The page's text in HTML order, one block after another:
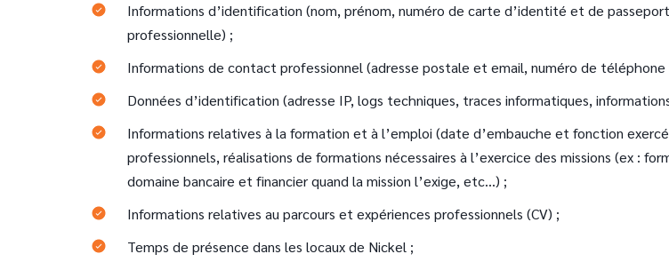
Informations d’identification (nom, prénom, numéro de carte d’identité et de
professionnelle) ;
Informations de contact professionnel (adresse postale et email, numéro de
Données d’identification (adresse IP, logs techniques, traces informatiques,
Informations relatives à la formation et à l’emploi (date d’embauche et fonction
professionnels, réalisations de formations nécessaires à l’exercice des missions (ex :
domaine bancaire et financier quand la mission l’exige, etc...) ;
Informations relatives au parcours et expériences professionnels (CV) ;
Temps de présence dans les locaux de Nickel ;